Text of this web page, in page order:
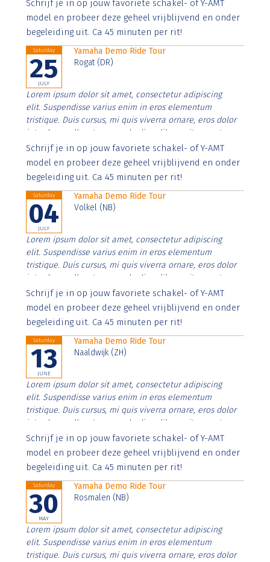
imperdiet. Nunc ut sem vitae risus tristique posuere.
Schrijf je in op jouw favoriete schakel- of Y-AMT
model en probeer deze geheel vrijblijvend en onder
begeleiding uit. Ca 45 minuten per rit!
Saturday
25
JULY
Yamaha Demo Ride Tour
Rogat (DR)
Lorem ipsum dolor sit amet, consectetur adipiscing
elit. Suspendisse varius enim in eros elementum
tristique. Duis cursus, mi quis viverra ornare, eros dolor
interdum nulla, ut commodo diam libero vitae erat.
Aenean faucibus nibh et justo cursus id rutrum lorem
imperdiet. Nunc ut sem vitae risus tristique posuere.
Schrijf je in op jouw favoriete schakel- of Y-AMT
model en probeer deze geheel vrijblijvend en onder
begeleiding uit. Ca 45 minuten per rit!
Saturday
04
JULY
Yamaha Demo Ride Tour
Volkel (NB)
Lorem ipsum dolor sit amet, consectetur adipiscing
elit. Suspendisse varius enim in eros elementum
tristique. Duis cursus, mi quis viverra ornare, eros dolor
interdum nulla, ut commodo diam libero vitae erat.
Aenean faucibus nibh et justo cursus id rutrum lorem
imperdiet. Nunc ut sem vitae risus tristique posuere.
Schrijf je in op jouw favoriete schakel- of Y-AMT
model en probeer deze geheel vrijblijvend en onder
begeleiding uit. Ca 45 minuten per rit!
Saturday
13
JUNE
Yamaha Demo Ride Tour
Naaldwijk (ZH)
Lorem ipsum dolor sit amet, consectetur adipiscing
elit. Suspendisse varius enim in eros elementum
tristique. Duis cursus, mi quis viverra ornare, eros dolor
interdum nulla, ut commodo diam libero vitae erat.
Aenean faucibus nibh et justo cursus id rutrum lorem
imperdiet. Nunc ut sem vitae risus tristique posuere.
Schrijf je in op jouw favoriete schakel- of Y-AMT
model en probeer deze geheel vrijblijvend en onder
begeleiding uit. Ca 45 minuten per rit!
Saturday
30
MAY
Yamaha Demo Ride Tour
Rosmalen (NB)
Lorem ipsum dolor sit amet, consectetur adipiscing
elit. Suspendisse varius enim in eros elementum
tristique. Duis cursus, mi quis viverra ornare, eros dolor